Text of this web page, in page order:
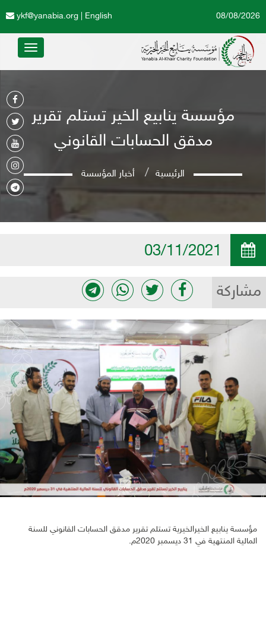
English
ykf@yanabia.org 08/08/2026
Toggle
مؤسسة ينابيع الخير تستلم تقرير
مدقق الحسابات القانوني
الرئيسية أخبار المؤسسة
مشاركة
مؤسسة ينابيع الخيرالخيرية تستلم تقرير مدقق الحسابات القانوني للسنة
المالية المنتهية في 31 ديسمبر 2020م.